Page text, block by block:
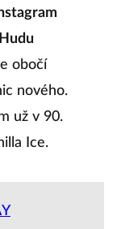
obočí
nového.
už v 90.
Ice.